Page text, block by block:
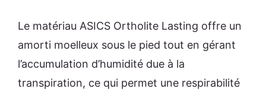
Le matériau ASICS Ortholite Lasting offre un
amorti moelleux sous le pied tout en gérant
l’accumulation d’humidité due à la
transpiration, ce qui permet une respirabilité